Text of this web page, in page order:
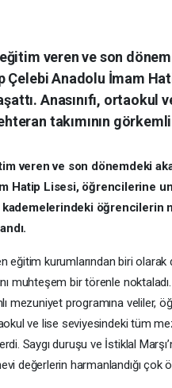
veren ve son
Çelebi Anadolu İmam
Anasınıfı,
takımının
veren ve son dönemdeki
Hatip Lisesi, öğrencilerine
kademelerindeki öğrencilerin
eğitim kurumlarından biri
muhteşem bir törenle
mezuniyet programına veliler,
ve lise seviyesindeki tüm
Saygı duruşu ve İstiklal
değerlerin harmanlandığı